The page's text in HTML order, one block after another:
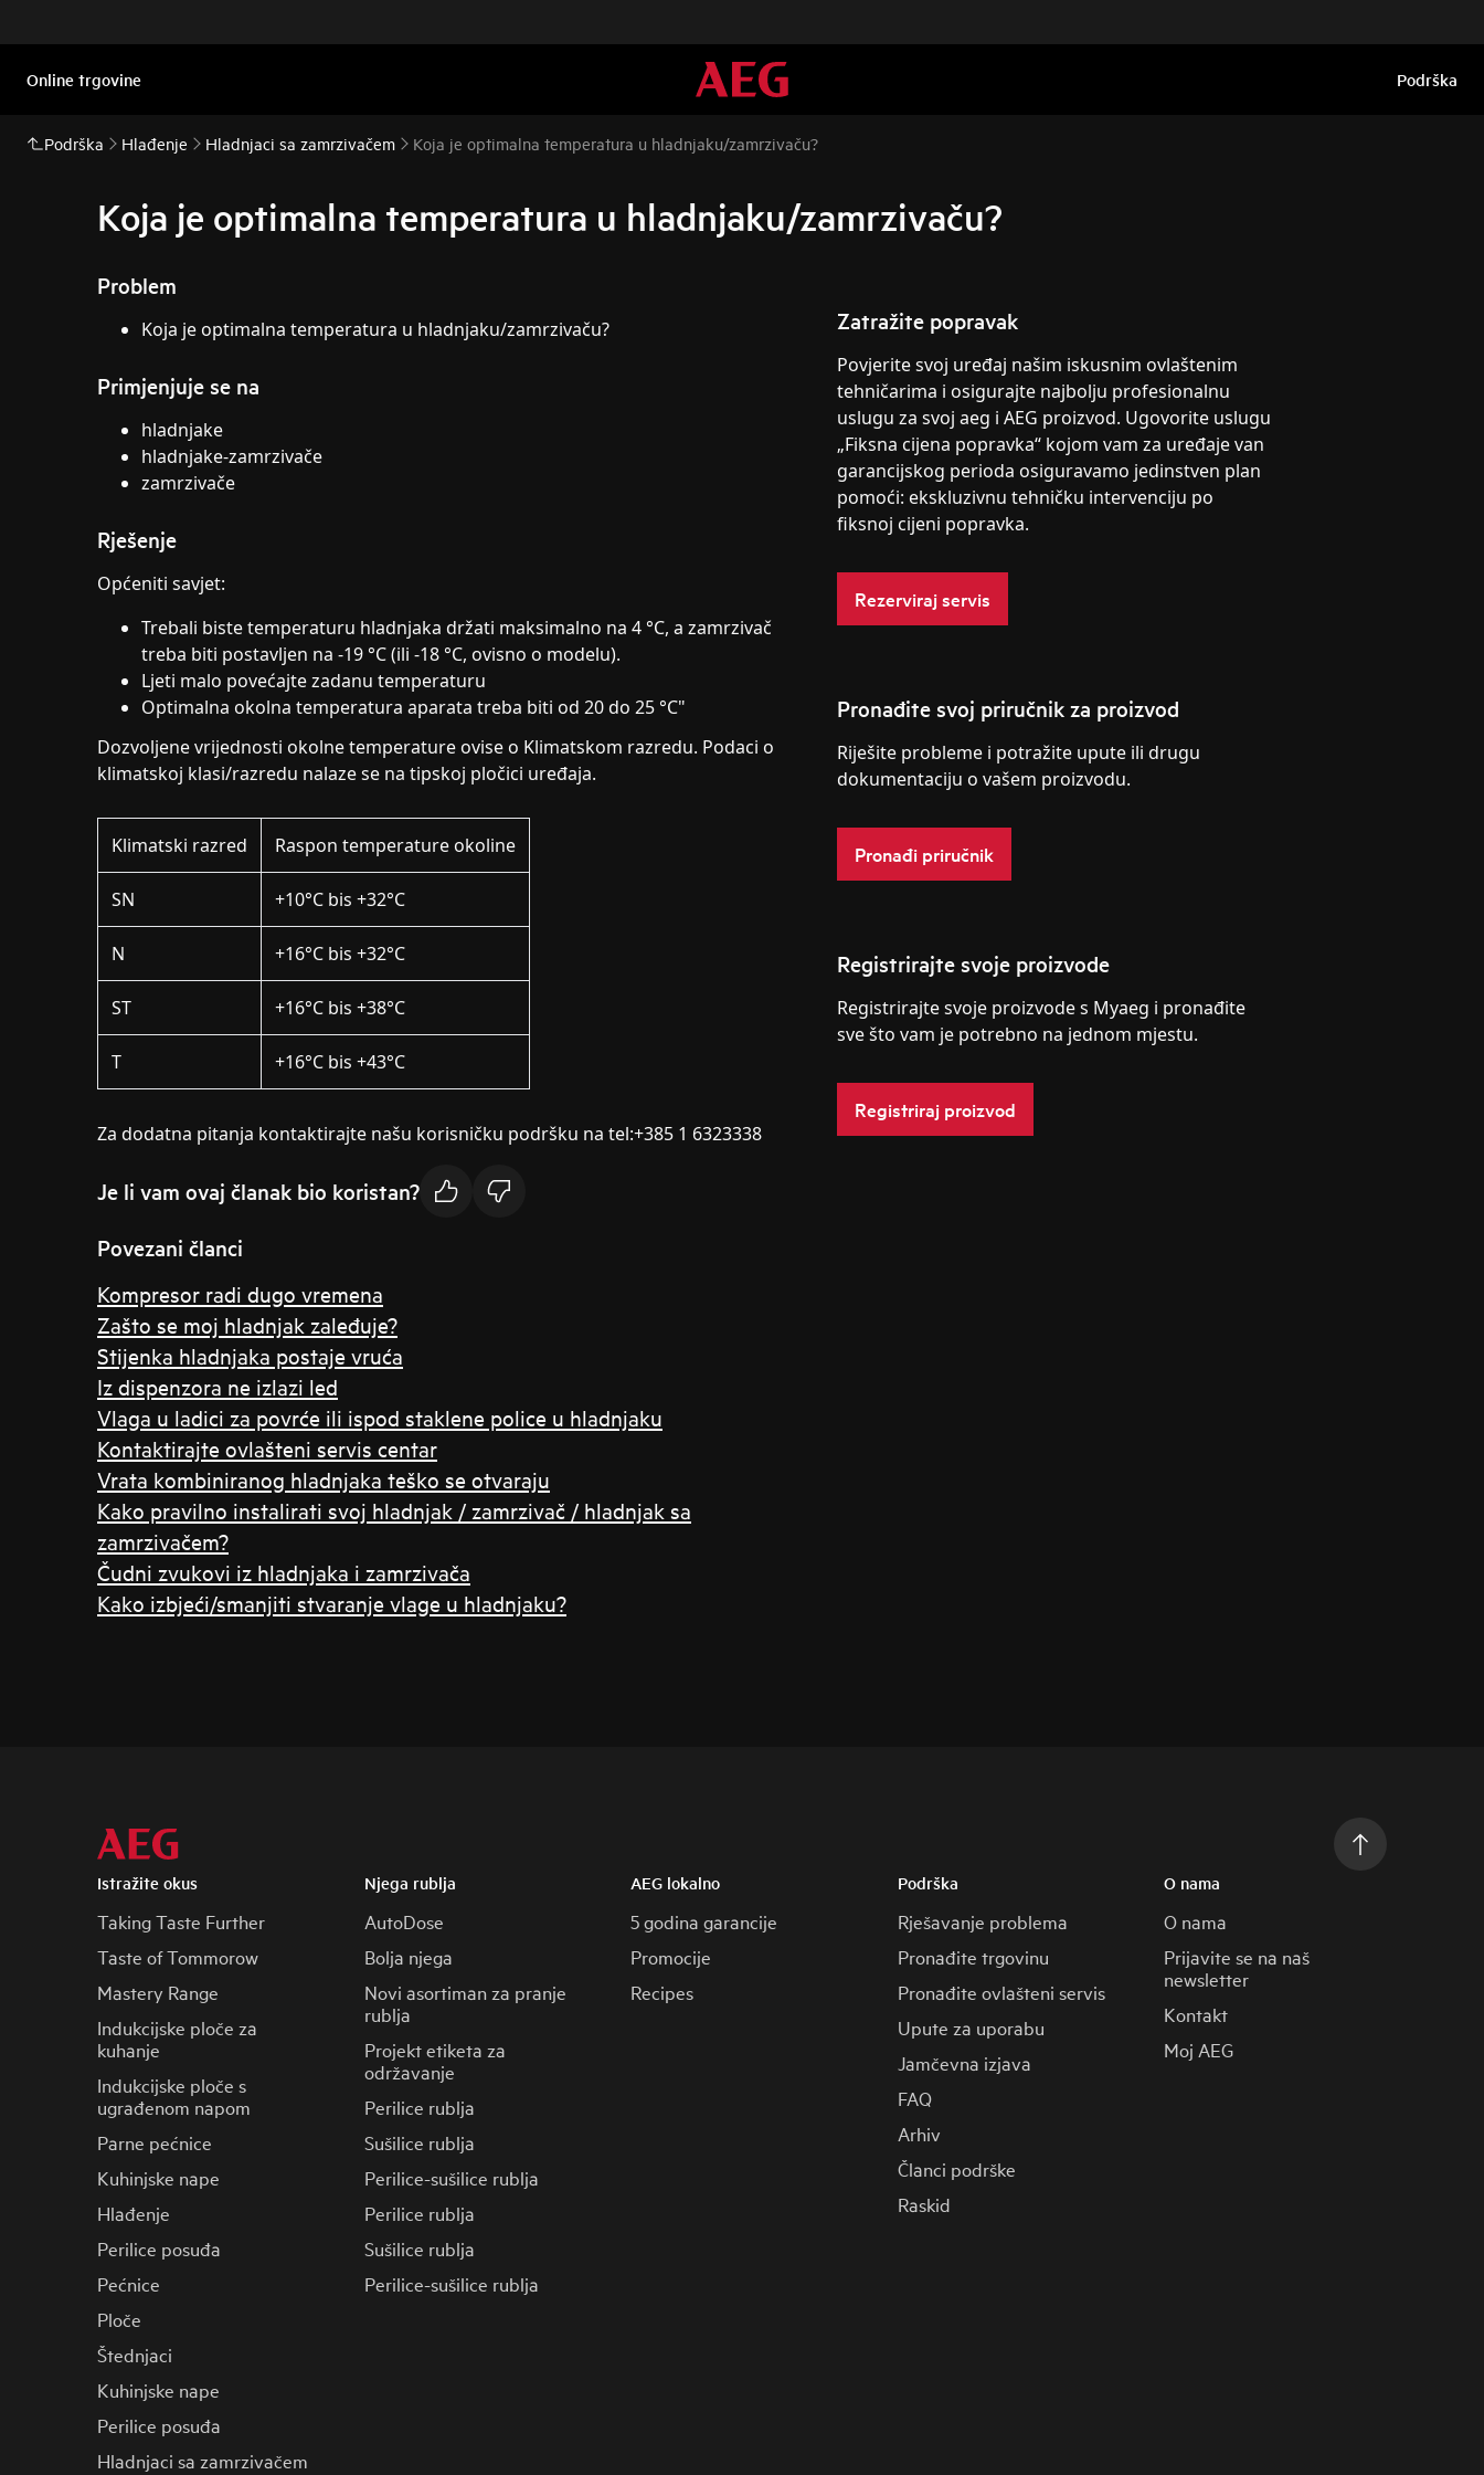
Online trgovine Podrška
Podrška Hlađenje Hladnjaci sa zamrzivačem Koja je optimalna temperatura u hladnjaku/zamrzivaču?
Koja je optimalna temperatura u hladnjaku/zamrzivaču?
Problem
Koja je optimalna temperatura u hladnjaku/zamrzivaču?
Primjenjuje se na
hladnjake
hladnjake-zamrzivače
zamrzivače
Rješenje
Općeniti savjet:
Trebali biste temperaturu hladnjaka držati maksimalno na 4 °C, a zamrzivač
treba biti postavljen na -19 °C (ili -18 °C, ovisno o modelu).
Ljeti malo povećajte zadanu temperaturu
Optimalna okolna temperatura aparata treba biti od 20 do 25 °C"
Dozvoljene vrijednosti okolne temperature ovise o Klimatskom razredu. Podaci o
klimatskoj klasi/razredu nalaze se na tipskoj pločici uređaja.
Klimatski razred Raspon temperature okoline
SN +10°C bis +32°C
N +16°C bis +32°C
ST +16°C bis +38°C
T +16°C bis +43°C
Za dodatna pitanja kontaktirajte našu korisničku podršku na tel:+385 1 6323338
Je li vam ovaj članak bio koristan?
Povezani članci
Kompresor radi dugo vremena
Zašto se moj hladnjak zaleđuje?
Stijenka hladnjaka postaje vruća
Iz dispenzora ne izlazi led
Vlaga u ladici za povrće ili ispod staklene police u hladnjaku
Kontaktirajte ovlašteni servis centar
Vrata kombiniranog hladnjaka teško se otvaraju
Kako pravilno instalirati svoj hladnjak / zamrzivač / hladnjak sa
zamrzivačem?
Čudni zvukovi iz hladnjaka i zamrzivača
Kako izbjeći/smanjiti stvaranje vlage u hladnjaku?
Zatražite popravak
Povjerite svoj uređaj našim iskusnim ovlaštenim
tehničarima i osigurajte najbolju profesionalnu
uslugu za svoj aeg i AEG proizvod. Ugovorite uslugu
„Fiksna cijena popravka“ kojom vam za uređaje van
garancijskog perioda osiguravamo jedinstven plan
pomoći: ekskluzivnu tehničku intervenciju po
fiksnoj cijeni popravka.
Rezerviraj servis
Pronađite svoj priručnik za proizvod
Riješite probleme i potražite upute ili drugu
dokumentaciju o vašem proizvodu.
Pronađi priručnik
Registrirajte svoje proizvode
Registrirajte svoje proizvode s Myaeg i pronađite
sve što vam je potrebno na jednom mjestu.
Registriraj proizvod
Istražite okus
Taking Taste Further
Taste of Tommorow
Mastery Range
Indukcijske ploče za
kuhanje
Indukcijske ploče s
ugrađenom napom
Parne pećnice
Kuhinjske nape
Hlađenje
Perilice posuđa
Pećnice
Ploče
Štednjaci
Kuhinjske nape
Perilice posuđa
Hladnjaci sa zamrzivačem
Njega rublja
AutoDose
Bolja njega
Novi asortiman za pranje
rublja
Projekt etiketa za
održavanje
Perilice rublja
Sušilice rublja
Perilice-sušilice rublja
Perilice rublja
Sušilice rublja
Perilice-sušilice rublja
AEG lokalno
5 godina garancije
Promocije
Recipes
Podrška
Rješavanje problema
Pronađite trgovinu
Pronađite ovlašteni servis
Upute za uporabu
Jamčevna izjava
FAQ
Arhiv
Članci podrške
Raskid
O nama
O nama
Prijavite se na naš
newsletter
Kontakt
Moj AEG